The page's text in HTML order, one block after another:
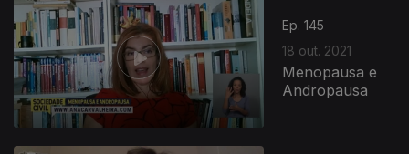
Ep. 145
18 out. 2021
Menopausa e
Andropausa